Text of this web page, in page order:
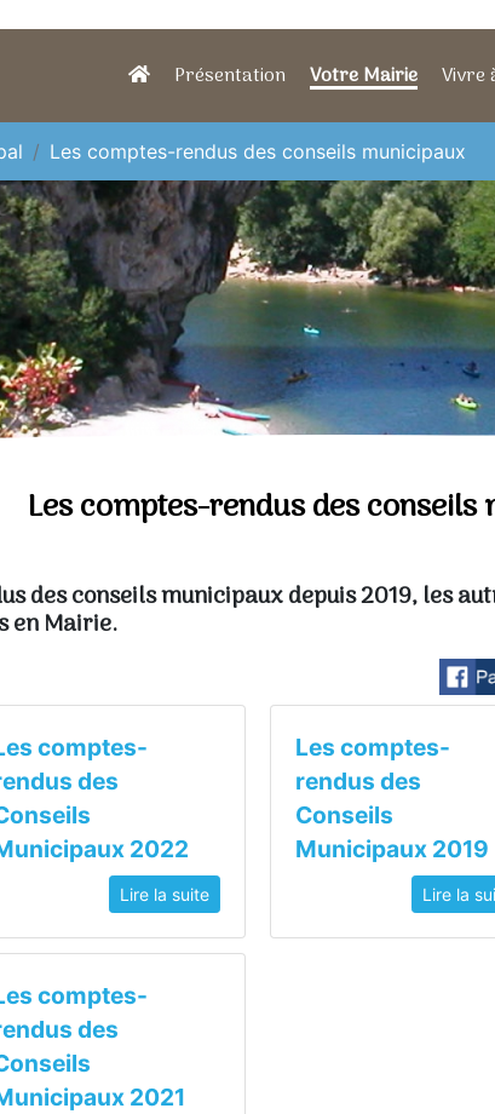
Présentation Votre Mairie Vivre
Les comptes-rendus des conseils municipaux
Les comptes-rendus des
des conseils municipaux depuis 2019, les
en Mairie.
comptes-
des
2022
Lire la suite
comptes-
des
2021
Les comptes-
rendus des
Conseils
Municipaux 2019
Lire la